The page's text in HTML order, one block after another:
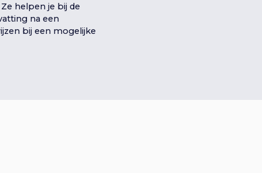
helpen je bij de
na een
bij een mogelijke